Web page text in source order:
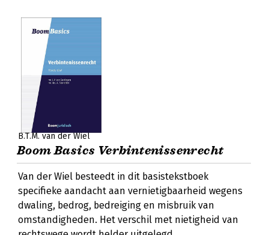
B.T.M. van der Wiel
Boom Basics Verbintenissenrecht
Van der Wiel besteedt in dit basistekstboek
specifieke aandacht aan vernietigbaarheid wegens
dwaling, bedrog, bedreiging en misbruik van
omstandigheden. Het verschil met nietigheid van